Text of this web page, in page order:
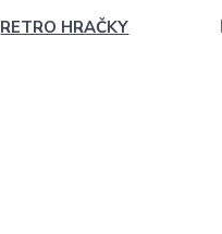
RETRO HRAČKY